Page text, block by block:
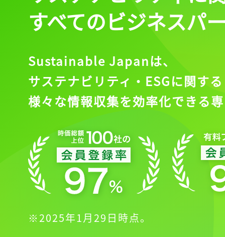
すべてのビジネスパ
Sustainable Japanは、
サステナビリティ・ESGに関する
様々な情報収集を効率化できる
※2025年1月29日時点。